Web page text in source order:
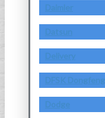
Daimler
Datsun
Delivery
DFSK Dongfeng
Dodge